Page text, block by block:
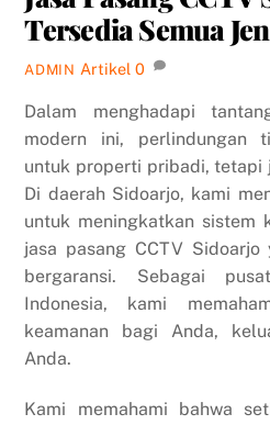
Tersedia Semua
ADMIN Artikel 0
Dalam menghadapi
modern ini, perlindungan
untuk properti pribadi, tetapi
Di daerah Sidoarjo, kami
untuk meningkatkan sistem
jasa pasang CCTV
bergaransi. Sebagai
Indonesia, kami
keamanan bagi Anda,
Anda.
Kami memahami bahwa